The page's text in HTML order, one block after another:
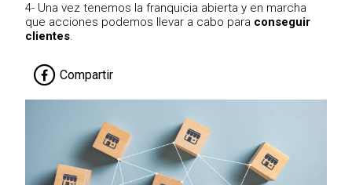
4- Una vez tenemos la franquicia abierta y en marcha
que acciones podemos llevar a cabo para conseguir
clientes.
Compartir